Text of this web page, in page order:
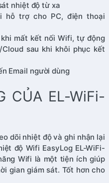
nhiệt độ từ xa
hỗ trợ cho PC, điện thoại
mất kết nối Wifi, tự động
sau khi khôi phục kết
Email người dùng
CỦA EL-WiFi-
dõi nhiệt độ và ghi nhận lại
độ Wifi EasyLog EL-WiFi-
Wifi là một tiện ích giúp
gian giám sát. Tốt hơn cho